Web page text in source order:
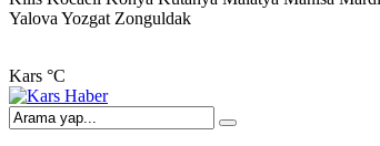
Yalova Yozgat Zonguldak
Kars °C